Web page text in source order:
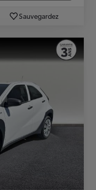
Sauvegardez